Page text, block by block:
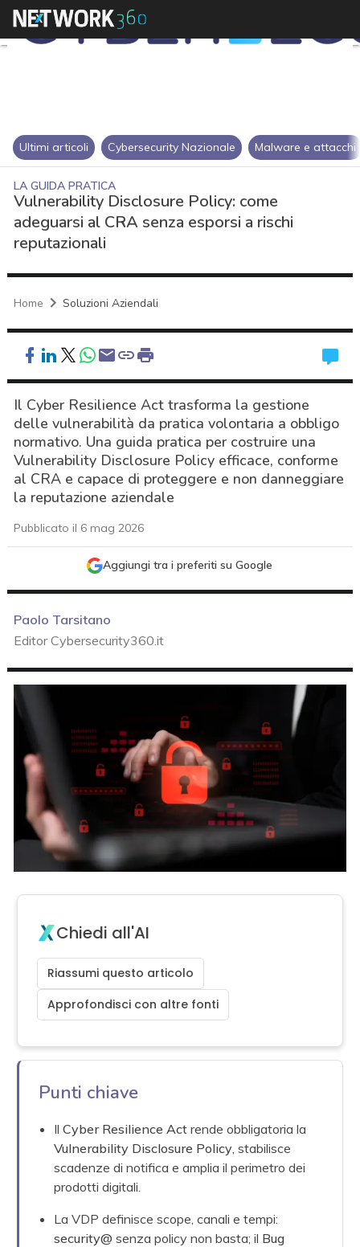
Ultimi articoli Cybersecurity Nazionale Malware e attacchi
LA GUIDA PRATICA
Vulnerability Disclosure Policy: come
adeguarsi al CRA senza esporsi a rischi
reputazionali
Home Soluzioni Aziendali
Il Cyber Resilience Act trasforma la gestione
delle vulnerabilità da pratica volontaria a obbligo
normativo. Una guida pratica per costruire una
Vulnerability Disclosure Policy efficace, conforme
al CRA e capace di proteggere e non danneggiare
la reputazione aziendale
Pubblicato il 6 mag 2026
Aggiungi tra i preferiti su Google
Paolo Tarsitano
Editor Cybersecurity360.it
Chiedi all'AI
Riassumi questo articolo
Approfondisci con altre fonti
Punti chiave
IlCyber Resilience Act rende obbligatoria la
Vulnerability Disclosure Policy , stabilisce
scadenze di notifica e amplia il perimetro dei
prodotti digitali.
La VDP definisce scope, canali e tempi:
security@ senza policy non basta; il Bug